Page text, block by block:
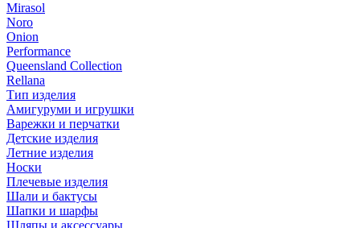
Mirasol
Noro
Onion
Performance
Queensland Collection
Rellana
Тип изделия
Амигуруми и игрушки
Варежки и перчатки
Детские изделия
Летние изделия
Носки
Плечевые изделия
Шали и бактусы
Шапки и шарфы
Шляпы и аксессуары